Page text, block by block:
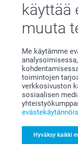
käyttää
muuta
Me käytämme
toimintojen
verkkosivuston
sosiaalisen
Hyväksy kaikki
valokuvat.
Lämpimin
Kirsi
Näytä reaktiot
15:34
Hei Anna!
Suuret
meille
se on
lahjaksi, sen
Lämpimin
Liittyvät
Seinäkalenteri
Alkaen 16,95